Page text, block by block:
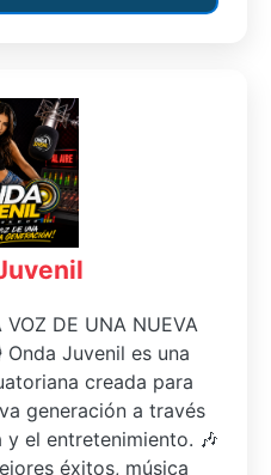
VOZ DE UNA NUEVA
Juvenil es una
creada para
generación a través
y el entretenimiento. 🎶
éxitos, música